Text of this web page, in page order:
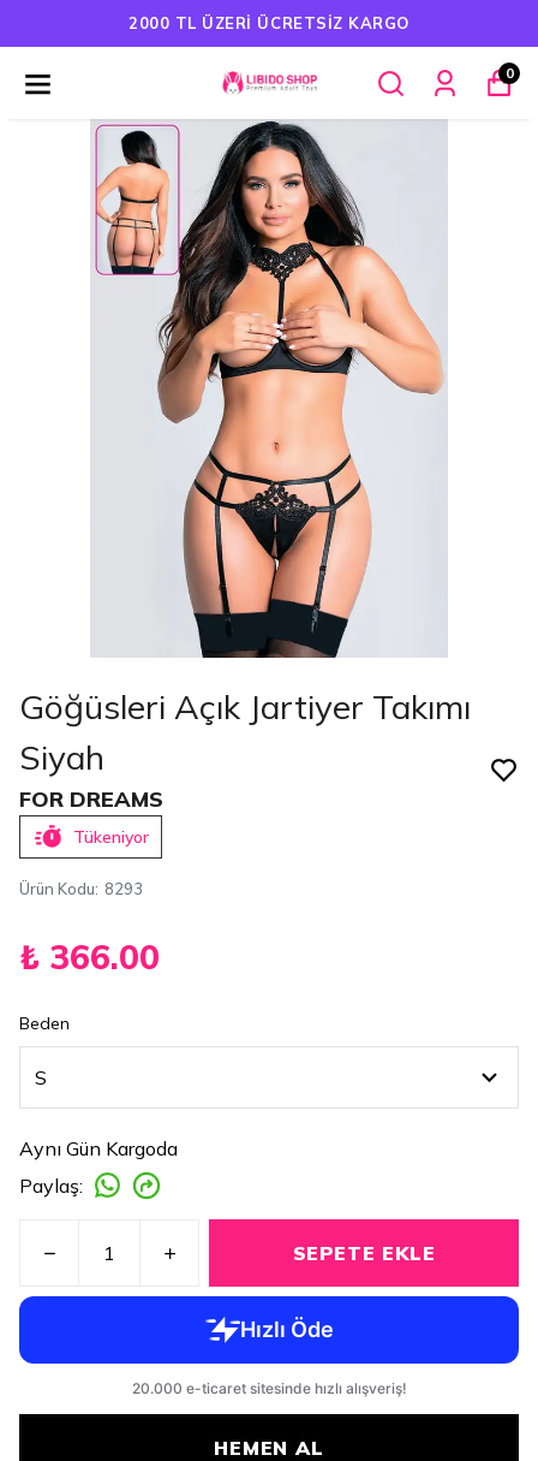
HAVALE
0
Göğüsleri Açık Jartiyer Takımı
Siyah
FOR DREAMS
Tükeniyor
Ürün Kodu: 8293
₺ 366.00
Beden
Aynı Gün Kargoda
Paylaş:
SEPETE EKLE
HEMEN AL